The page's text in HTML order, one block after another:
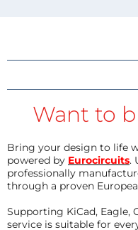
Want to
Bring your design to life
powered by Eurocircuits.
professionally
through a proven
Supporting KiCad, Eagle,
service is suitable for